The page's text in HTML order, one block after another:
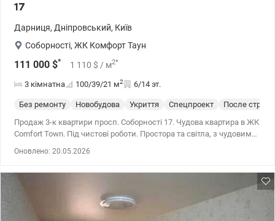
17
Дарниця, Дніпровський, Київ
Соборності, ЖК Комфорт Таун
111 000 $* 1 110 $ / м2*
3 кімнатна 100/39/21 м2 6/14 эт.
Без ремонту Новобудова Укриття Спецпроект
После
Продаж 3-к квартири просп. Соборності 17. Чудова квартира в ЖК
Comfort Town. Під чистові роботи. Простора та світла, з чудовим
Оновлено: 20.05.2026